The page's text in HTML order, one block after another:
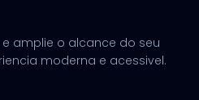
amplie o alcance do seu
moderna e acessivel.